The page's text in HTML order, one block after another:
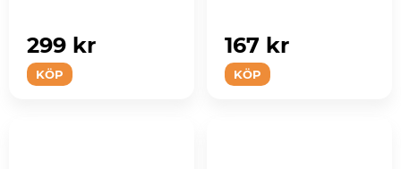
KÖP
299 kr
KÖP
167 kr